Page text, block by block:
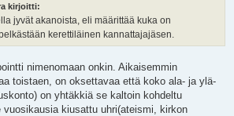
kirjoitti:
jyvät akanoista, eli määrittää kuka on
kerettiläinen kannattajajäsen.
nimenomaan onkin. Aikaisemmin
toistaen, on oksettavaa että koko ala- ja ylä-
on yhtäkkiä se kaltoin kohdeltu
kiusattu uhri(ateismi, kirkon